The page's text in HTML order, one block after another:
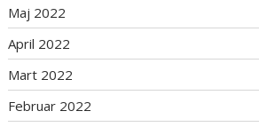
Maj 2022
April 2022
Mart 2022
Februar 2022